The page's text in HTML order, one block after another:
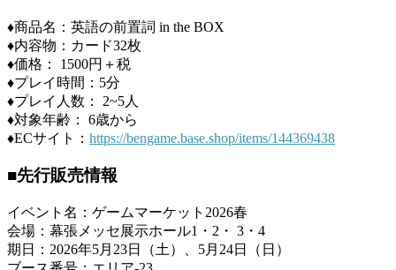
♦︎商品名：英語の前置詞 in the BOX
♦︎内容物：カード32枚
♦︎価格： 1500円＋税
♦︎プレイ時間：5分
♦︎プレイ人数： 2~5人
♦︎対象年齢： 6歳から
♦︎ECサイト： https://bengame.base.shop/items/144369438
■先行販売情報
イベント名：ゲームマーケット2026春
会場：幕張メッセ展示ホール1・2・ 3・4
期日：2026年5月23日（土）、5月24日（日）